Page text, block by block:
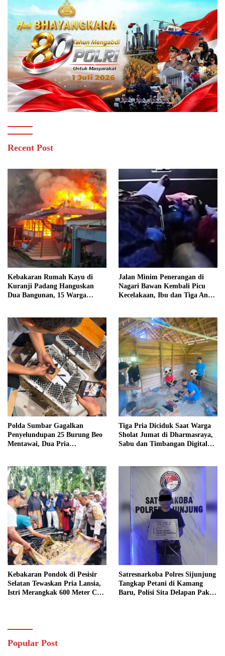
Recent Post
Kebakaran Rumah Kayu di
Kuranji Padang Hanguskan
Dua Bangunan, 15 Warga
Jalan Minim Penerangan di
Nagari Bawan Kembali Picu
Kecelakaan, Ibu dan Tiga Anak
Polda Sumbar Gagalkan
Penyelundupan 25 Burung Beo
Mentawai, Dua Pria
Tiga Pria Diciduk Saat Warga
Sholat Jumat di Dharmasraya,
Sabu dan Timbangan Digital
Kebakaran Pondok di Pesisir
Selatan Tewaskan Pria Lansia,
Istri Merangkak 600 Meter Cari
Satresnarkoba Polres Sijunjung
Tangkap Petani di Kamang
Baru, Polisi Sita Delapan Paket
Popular Post